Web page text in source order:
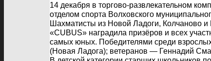
14 декабря в торгово-развлекательном
отделом спорта Волховского
Шахматисты из Новой Ладоги, Колчаново и
«CUBUS» наградила призёров и всех
самых юных. Победителями среди
(Новая Ладога); ветеранов — Геннадий